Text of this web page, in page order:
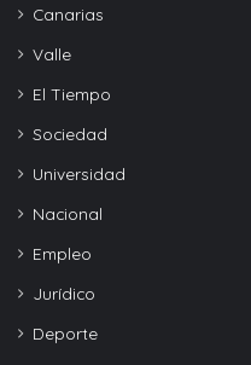
Canarias
Valle
El Tiempo
Sociedad
Universidad
Nacional
Empleo
Jurídico
Deporte